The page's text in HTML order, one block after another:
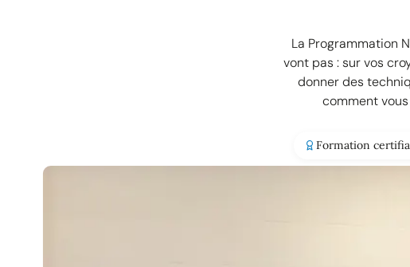
La Programmation
vont pas : sur vos
donner des
comment
Formation